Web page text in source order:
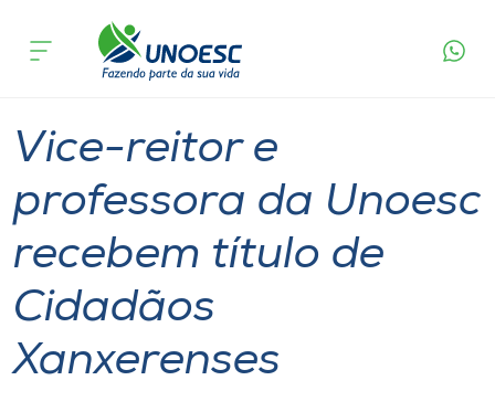
Cursos
Atendimento ao Estudante
Portal de Ensino
acontece
Vice-reitor e
professora da Unoesc
recebem título de
Cidadãos
Xanxerenses